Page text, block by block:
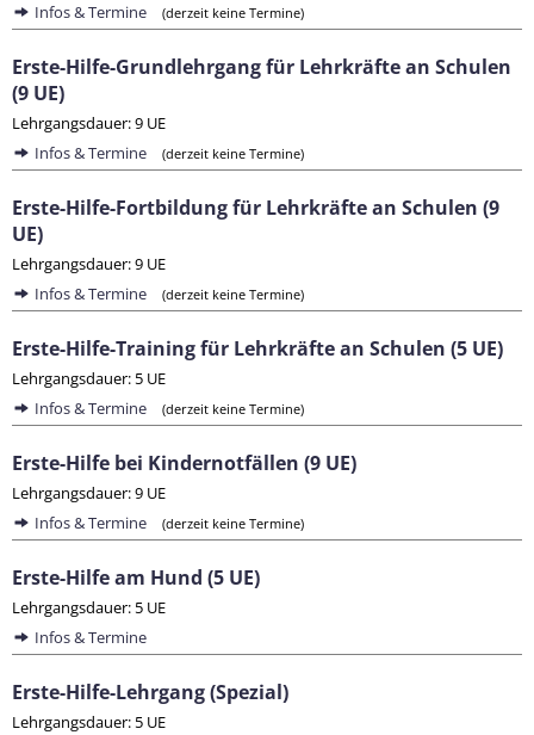
Infos & Termine
(derzeit keine Termine)
Erste-Hilfe-Grundlehrgang für Lehrkräfte an Schulen
(9 UE)
Lehrgangsdauer: 9 UE
Infos & Termine
(derzeit keine Termine)
Erste-Hilfe-Fortbildung für Lehrkräfte an Schulen (9
UE)
Lehrgangsdauer: 9 UE
Infos & Termine
(derzeit keine Termine)
Erste-Hilfe-Training für Lehrkräfte an Schulen (5 UE)
Lehrgangsdauer: 5 UE
Infos & Termine
(derzeit keine Termine)
Erste-Hilfe bei Kindernotfällen (9 UE)
Lehrgangsdauer: 9 UE
Infos & Termine
(derzeit keine Termine)
Erste-Hilfe am Hund (5 UE)
Lehrgangsdauer: 5 UE
Infos & Termine
Erste-Hilfe-Lehrgang (Spezial)
Lehrgangsdauer: 5 UE